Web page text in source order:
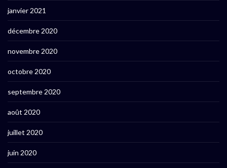
janvier 2021
décembre 2020
novembre 2020
octobre 2020
septembre 2020
août 2020
juillet 2020
juin 2020